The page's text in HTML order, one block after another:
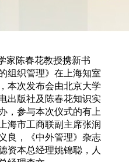
家陈春花教授携新书
组织管理》在上海知室
本次发布会由北京大学
出版社及陈春花知识实
，参与本次仪式的有上
海市工商联副主席张润
良，《中外管理》杂志
资本总经理姚锦聪，人